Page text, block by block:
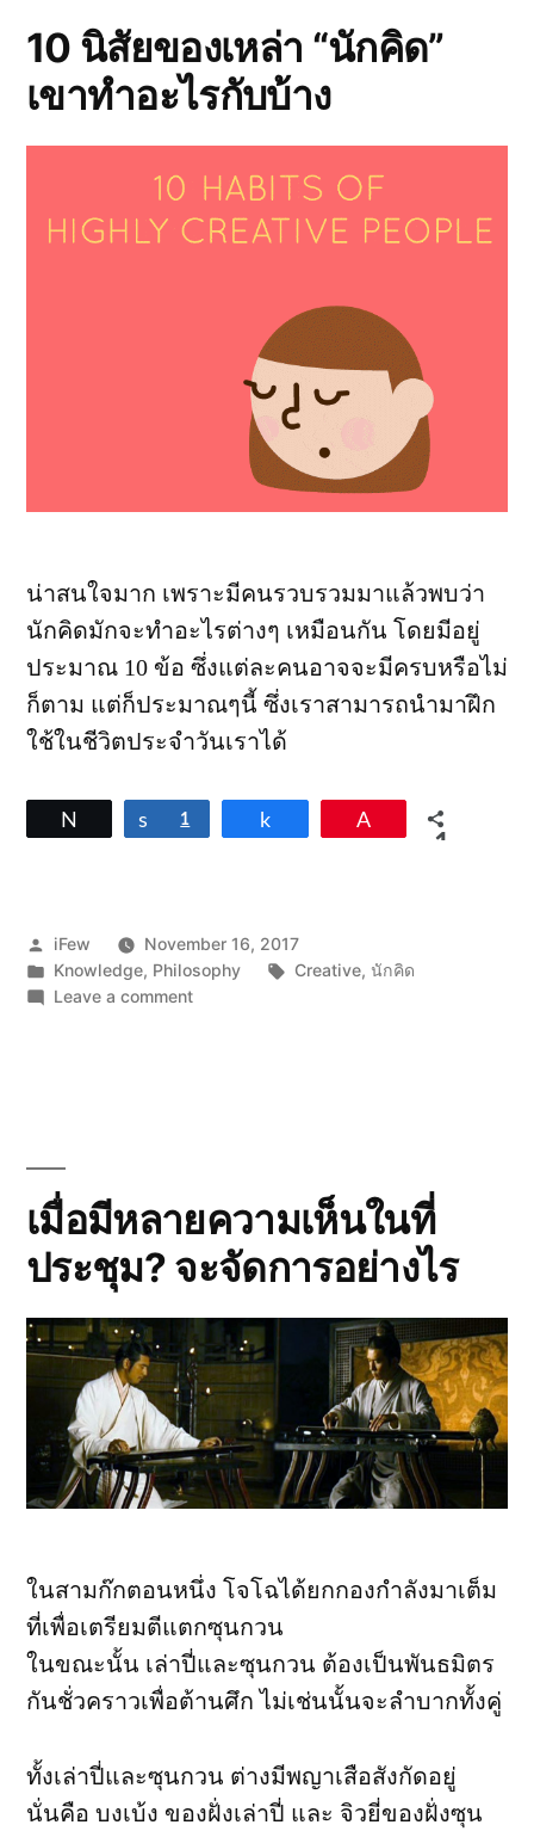
10 นิสัยของเหล่า “นักคิด”
เขาทำอะไรกับบ้าง
น่าสนใจมาก เพราะมีคนรวบรวมมาแล้วพบว่า
นักคิดมักจะทำอะไรต่างๆ เหมือนกัน โดยมีอยู่
ประมาณ 10 ข้อ ซึ่งแต่ละคนอาจจะมีครบหรือไม่
ก็ตาม แต่ก็ประมาณๆนี้ ซึ่งเราสามารถนำมาฝึก
ใช้ในชีวิตประจำวันเราได้
Share
1
1
Posted
by
iFew
November 16, 2017
Posted
in
Knowledge, Philosophy Tags:
Creative,นักคิด
Leave a commenton
ทำ
อะไร
กับ
บ้าง
เมื่อมีหลายความเห็นในที่
ประชุม? จะจัดการอย่างไร
ในสามก๊กตอนหนึ่ง โจโฉได้ยกกองกำลังมาเต็ม
ที่เพื่อเตรียมตีแตกซุนกวน
ในขณะนั้น เล่าปี่และซุนกวน ต้องเป็นพันธมิตร
กันชั่วคราวเพื่อต้านศึก ไม่เช่นนั้นจะลำบากทั้งคู่
ทั้งเล่าปี่และซุนกวน ต่างมีพญาเสือสังกัดอยู่
นั่นคือ บงเบ้ง ของฝั่งเล่าปี่ และ จิวยี่ของฝั่งซุน